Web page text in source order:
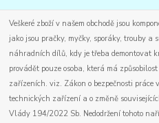
Veškeré zboží v našem obchodě jsou
jako jsou pračky, myčky, sporáky, trouby
náhradních dílů, kdy je třeba demontovat
provádět pouze osoba, která má
zařízeních. viz. Zákon o bezpečnosti práce
technických zařízení a o změně
Vlády 194/2022 Sb. Nedodržení tohoto